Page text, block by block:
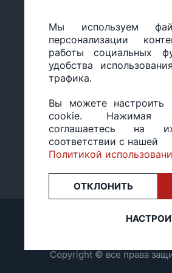
ООО «БИГ СТАР», УНП
Юридический адрес: 220035,
ул.Тимирязева 65Б, оф.1107Б
Свидетельство о
14.03.2017.
Регистрация в Торговом
Заказы, оформленные в
или праздники,
Оценка 4,4★★★★★на
Copyright © все права
Мы используем
персонализации
работы социальных
удобства
трафика.
Вы можете настроить
cookie. Нажимая
соглашаетесь на
соответствии с нашей
Политикой
ОТКЛОНИТЬ